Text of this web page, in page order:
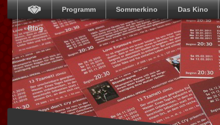
Programm Sommerkino Das Kino
Blog